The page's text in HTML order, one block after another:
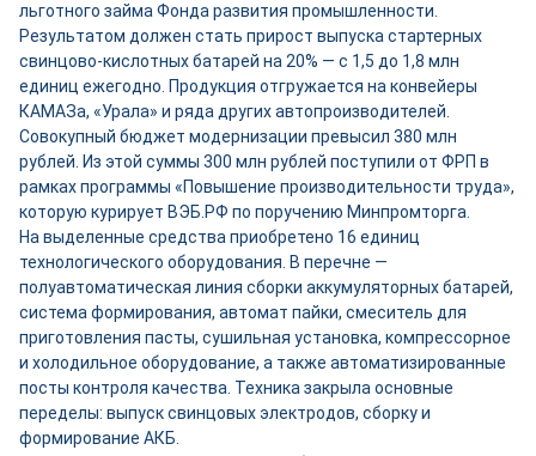
льготного займа Фонда развития промышленности.
Результатом должен стать прирост выпуска стартерных
свинцово-кислотных батарей на 20% — с 1,5 до 1,8 млн
единиц ежегодно. Продукция отгружается на конвейеры
КАМАЗа, «Урала» и ряда других автопроизводителей.
Совокупный бюджет модернизации превысил 380 млн
рублей. Из этой суммы 300 млн рублей поступили от ФРП в
рамках программы «Повышение производительности труда»,
которую курирует ВЭБ.РФ по поручению Минпромторга.
На выделенные средства приобретено 16 единиц
технологического оборудования. В перечне —
полуавтоматическая линия сборки аккумуляторных батарей,
система формирования, автомат пайки, смеситель для
приготовления пасты, сушильная установка, компрессорное
и холодильное оборудование, а также автоматизированные
посты контроля качества. Техника закрыла основные
переделы: выпуск свинцовых электродов, сборку и
формирование АКБ.